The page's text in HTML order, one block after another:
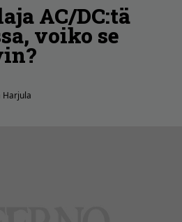
AC/DC:tä
voiko se
Harjula